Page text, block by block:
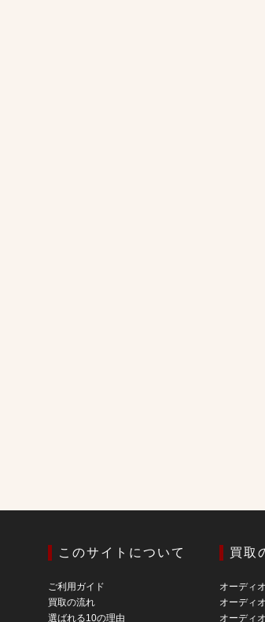
このサイトについて
ご利用ガイド
買取の流れ
選ばれる10の理由
買取
オーディ
オーディ
オーディ